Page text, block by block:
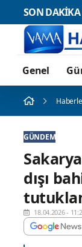
SON DAKİKA
Genel
GÜNDEM
dışı
18.04.2026 -